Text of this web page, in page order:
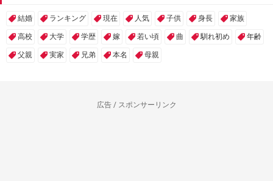
結婚 ランキング 現在 人気 子供 身長 家族
高校 大学 学歴 嫁 若い頃 曲 馴れ初め 年齢
父親 実家 兄弟 本名 母親
広告 / スポンサーリンク